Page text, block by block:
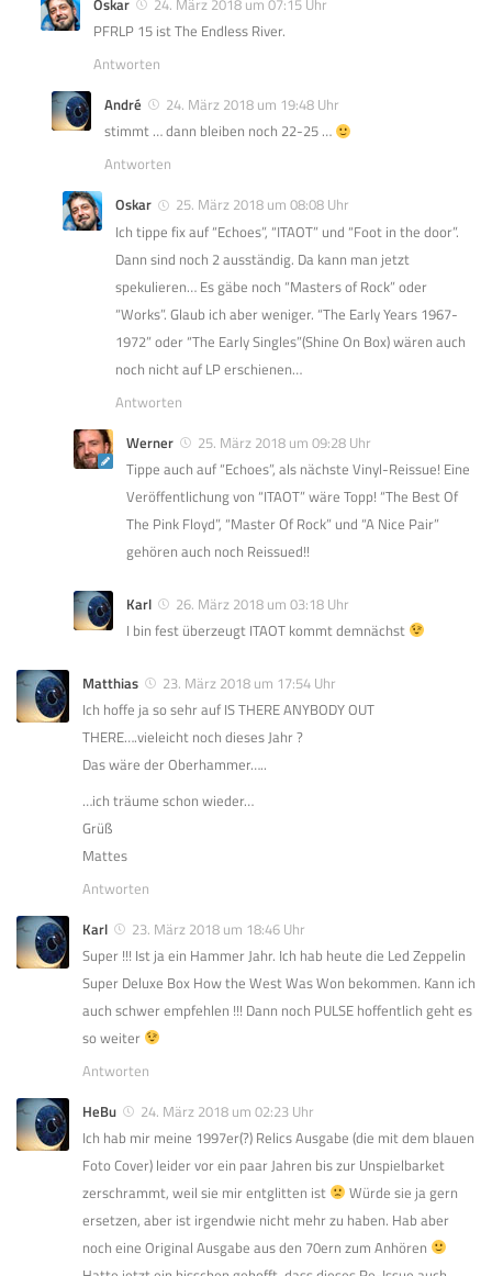
Oskar
24. März 2018 um 07:15 Uhr
PFRLP 15 ist The Endless River.
Antworten
André
24. März 2018 um 19:48 Uhr
stimmt … dann bleiben noch 22-25 …
Antworten
Oskar
25. März 2018 um 08:08 Uhr
Ich tippe fix auf “Echoes”, “ITAOT” und “Foot in the door”.
Dann sind noch 2 ausständig. Da kann man jetzt
spekulieren… Es gäbe noch “Masters of Rock” oder
“Works”. Glaub ich aber weniger. “The Early Years 1967-
1972” oder “The Early Singles”(Shine On Box) wären auch
noch nicht auf LP erschienen…
Antworten
Werner
25. März 2018 um 09:28 Uhr
Tippe auch auf “Echoes”, als nächste Vinyl-Reissue! Eine
Veröffentlichung von “ITAOT” wäre Topp! “The Best Of
The Pink Floyd”, “Master Of Rock” und “A Nice Pair”
gehören auch noch Reissued!!
Karl
26. März 2018 um 03:18 Uhr
I bin fest überzeugt ITAOT kommt demnächst
Matthias
23. März 2018 um 17:54 Uhr
Ich hoffe ja so sehr auf IS THERE ANYBODY OUT
THERE….vieleicht noch dieses Jahr ?
Das wäre der Oberhammer…..
…ich träume schon wieder…
Grüß
Mattes
Antworten
Karl
23. März 2018 um 18:46 Uhr
Super !!! Ist ja ein Hammer Jahr. Ich hab heute die Led Zeppelin
Super Deluxe Box How the West Was Won bekommen. Kann ich
auch schwer empfehlen !!! Dann noch PULSE hoffentlich geht es
so weiter
Antworten
HeBu
24. März 2018 um 02:23 Uhr
Ich hab mir meine 1997er(?) Relics Ausgabe (die mit dem blauen
Foto Cover) leider vor ein paar Jahren bis zur Unspielbarket
zerschrammt, weil sie mir entglitten ist
Würde sie ja gern
ersetzen, aber ist irgendwie nicht mehr zu haben. Hab aber
noch eine Original Ausgabe aus den 70ern zum Anhören